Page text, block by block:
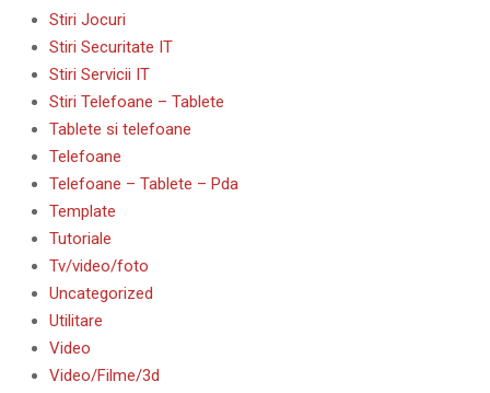
Stiri Jocuri
Stiri Securitate IT
Stiri Servicii IT
Stiri Telefoane – Tablete
Tablete si telefoane
Telefoane
Telefoane – Tablete – Pda
Template
Tutoriale
Tv/video/foto
Uncategorized
Utilitare
Video
Video/Filme/3d